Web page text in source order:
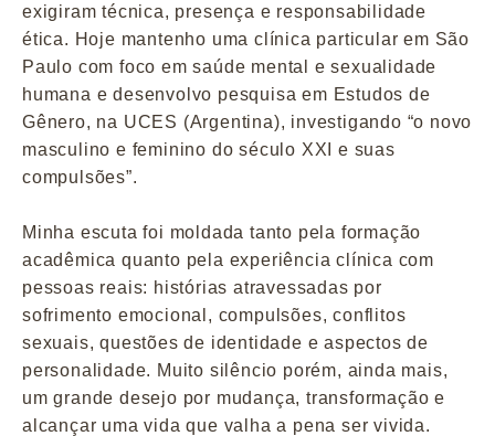
exigiram técnica, presença e responsabilidade
ética. Hoje mantenho uma clínica particular em São
Paulo com foco em saúde mental e sexualidade
humana e desenvolvo pesquisa em Estudos de
Gênero, na UCES (Argentina), investigando “o novo
masculino e feminino do século XXI e suas
compulsões”.
Minha escuta foi moldada tanto pela formação
acadêmica quanto pela experiência clínica com
pessoas reais: histórias atravessadas por
sofrimento emocional, compulsões, conflitos
sexuais, questões de identidade e aspectos de
personalidade. Muito silêncio porém, ainda mais,
um grande desejo por mudança, transformação e
alcançar uma vida que valha a pena ser vivida.